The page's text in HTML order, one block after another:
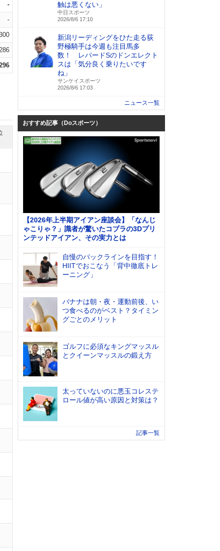
-
-
触は悪くない」
中日スポーツ
2026/8/6 17:10
新潟リーディングをひた走る荻
野極騎手は今週も注目馬多
数！ レパードSのドンエレクト
スは「気分良く乗りたいです
ね」
サンケイスポーツ
2026/8/6 17:03
ニュース一覧
おすすめ記事（Doスポーツ）
【2026年上半期アイアン座談会】「なんじ
ゃこりゃ？」識者が驚いたコブラの3Dプリ
ンテッドアイアン、その実力とは
自慢のバックラインを目指す！
HIITでおこなう「背中徹底トレ
ーニング」
バナナは朝・夜・運動前後、い
つ食べるのがベスト？タイミン
グごとのメリット
ゴルフに必須なキングマッスル
とクイーンマッスルの鍛え方
太っていないのに悪玉コレステ
ロール値が高い原因と対策は？
記事一覧